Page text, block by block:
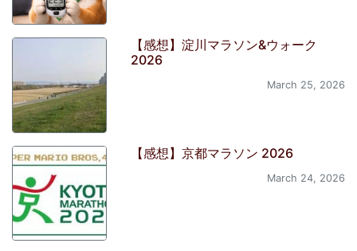
【感想】淀川マラソン&ウォーク
2026
March 25, 2026
【感想】京都マラソン 2026
March 24, 2026